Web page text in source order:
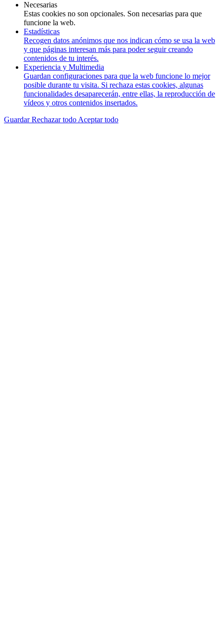
Necesarias
Estas cookies no son opcionales. Son necesarias para que
funcione la web.
Estadísticas
Recogen datos anónimos que nos indican cómo se usa la web
y que páginas interesan más para poder seguir creando
contenidos de tu interés.
Experiencia y Multimedia
Guardan configuraciones para que la web funcione lo mejor
posible durante tu visita. Si rechaza estas cookies, algunas
funcionalidades desaparecerán, entre ellas, la reproducción de
vídeos y otros contenidos insertados.
GuardarRechazar todo Aceptar todo